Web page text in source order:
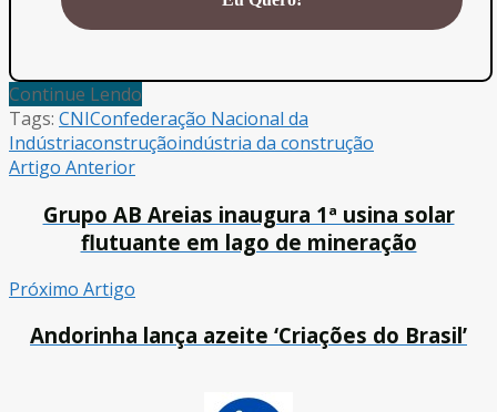
Continue Lendo
Tags: CNIConfederação Nacional da
Indústriaconstruçãoindústria da construção
Artigo Anterior
Grupo AB Areias inaugura 1ª usina solar
flutuante em lago de mineração
Próximo Artigo
Andorinha lança azeite ‘Criações do Brasil’